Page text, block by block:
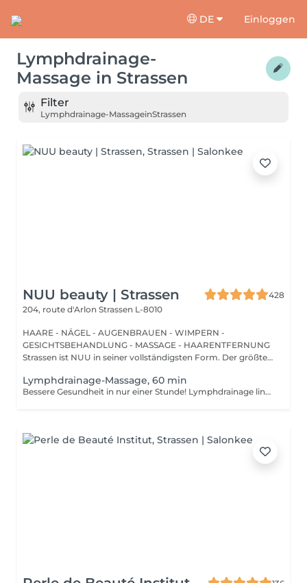
DE Einloggen
Lymphdrainage-
Massage in Strassen
Filter
Lymphdrainage-MassageinStrassen
NUU beauty | Strassen
428
204, route d'Arlon Strassen L-8010
HAARE - NÄGEL - AUGENBRAUEN - WIMPERN -
GESICHTSBEHANDLUNG - MASSAGE - HAARENTFERNUNG
Strassen ist NUU in seiner vollständigsten Form. Der größte
Lymphdrainage-Massage, 60 min
Bessere Gesundheit in nur einer Stunde! Lymphdrainage lindert Schwellungen, die auftreten, wenn medizinische Behandlungen oder Krankheiten Ihr Lymphsystem blockieren. Die Lymphdrainage-Massage beinhaltet das sanfte Manipulieren bestimmter Bereiche Ihres Körpers, um die Lymphbewegung zu einem Bereich mit funktionierenden Lymphgefäßen zu fördern. Vorteile einer Lymphdrainage-Massage: - verbessert das Immunsystem des Körpers - hilft bei Schwellungen nach Verletzungen - löst Spannungen im Körper Wie wird eine Lymphdrainage-Massage durchgeführt? - Kopf und Nacken werden massiert - Schultern und Rücken werden massiert - Hände und Arme werden massiert - Füße und Beine werden massiert - Bauch wird massiert Altersbeschränkungen: es gibt keine Altersbeschränkungen für dieses Verfahren. Empfehlungen nach dem Verfahren: treiben Sie 2-3 Stunden nach dem Eingriff keinen Sport und machen Sie keine scharfen Bewegungen. Häufigkeit: 1-2 Mal pro Woche, insgesamt 10 Mal. Wiederholen Sie dies alle 3-6 Monate.